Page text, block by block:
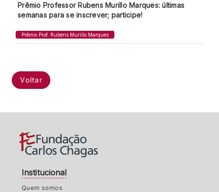
Prêmio Professor Rubens Murillo Marques: últimas
semanas para se inscrever; participe!
Prêmio Prof. Rubens Murillo Marques
Voltar
Institucional
Quem somos